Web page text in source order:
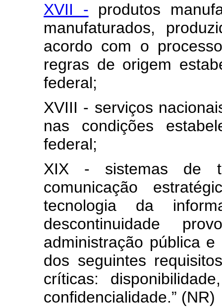
XVII - produtos
manufaturados,
acordo com o
regras de origem
federal;
XVIII - serviços
nas condições
federal;
XIX - sistemas de
comunicação
tecnologia da
descontinuidade
administração pública
dos seguintes
críticas:
confidencialidade.” (NR)